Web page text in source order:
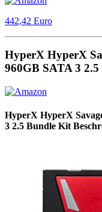
442,42 Euro
HyperX HyperX
960GB SATA 3
HyperX HyperX
3 2.5 Bundle Kit